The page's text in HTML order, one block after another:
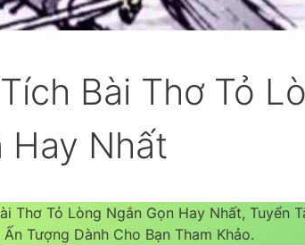
Bài Thơ Tỏ
Hay Nhất
Thơ Tỏ Lòng Ngắn Gọn Hay Nhất, Tuyển
Tượng Dành Cho Bạn Tham Khảo.